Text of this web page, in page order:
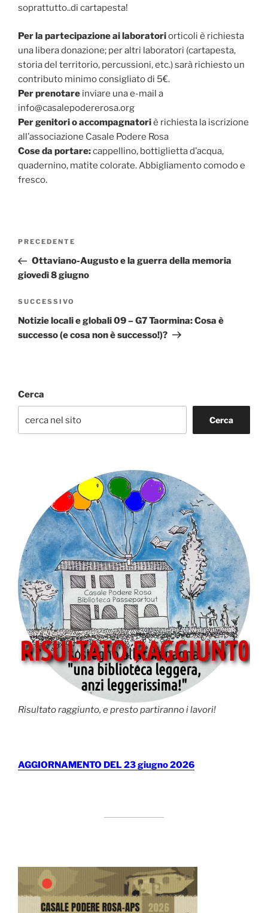
soprattutto..di cartapesta!
Per la partecipazione ai laboratoriorticoli è richiesta
una libera donazione; per altri laboratori (cartapesta,
storia del territorio, percussioni, etc.) sarà richiesto un
contributo minimo consigliato di 5€.
Per prenotare inviare una e-mail a
info@casalepodererosa.org
Per genitori o accompagnatoriè richiesta la iscrizione
all’associazione Casale Podere Rosa
Cose da portare:cappellino, bottiglietta d’acqua,
quadernino, matite colorate. Abbigliamento comodo e
fresco.
Navigazione
Articolo
precedente:
PRECEDENTE
Ottaviano-Augusto e la guerra della memoria
giovedì 8 giugno
Articolo
successivo
SUCCESSIVO
Notizie locali e globali 09 – G7 Taormina: Cosa è
successo (e cosa non è successo!)?
Cerca
Cerca
Risultato raggiunto, e presto partiranno i lavori!
AGGIORNAMENTO DEL 23 giugno 2026